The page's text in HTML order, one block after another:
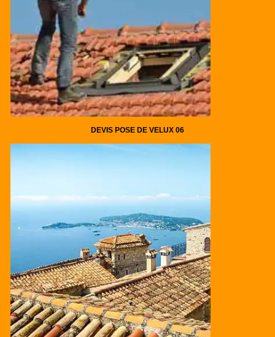
DEVIS POSE DE VELUX 06